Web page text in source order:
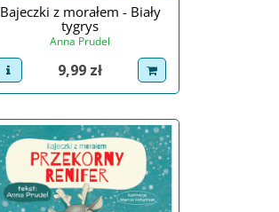
Bajeczki z morałem - Biały
tygrys
Anna Prudel
view product
Cena
9,99 zł dodaj do koszyka